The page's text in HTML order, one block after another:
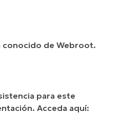
conocido de Webroot.
para este
Acceda aquí: